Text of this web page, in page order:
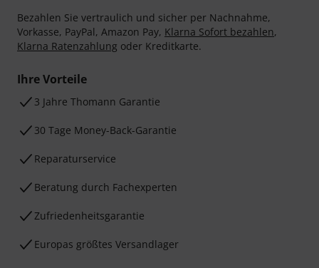
Bezahlen Sie vertraulich und sicher per Nachnahme,
Vorkasse, PayPal, Amazon Pay, Klarna Sofort bezahlen,
Klarna Ratenzahlung oder Kreditkarte.
Ihre Vorteile
3 Jahre Thomann Garantie
30 Tage Money-Back-Garantie
Reparaturservice
Beratung durch Fachexperten
Zufriedenheitsgarantie
Europas größtes Versandlager